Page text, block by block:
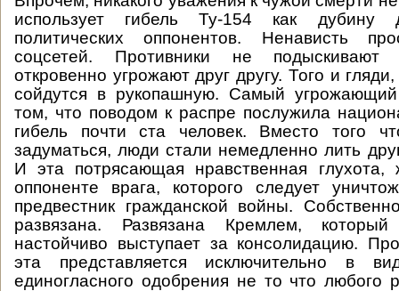
использует гибель Ту-154 как дубину
политических оппонентов. Ненависть
соцсетей. Противники не
откровенно угрожают друг другу. Того и
сойдутся в рукопашную. Самый
том, что поводом к распре послужила
гибель почти ста человек. Вместо того
задуматься, люди стали немедленно лить
И эта потрясающая нравственная глухота,
оппоненте врага, которого следует
предвестник гражданской войны.
развязана. Развязана Кремлем,
настойчиво выступает за консолидацию.
эта представляется исключительно в
единогласного одобрения не то что любого